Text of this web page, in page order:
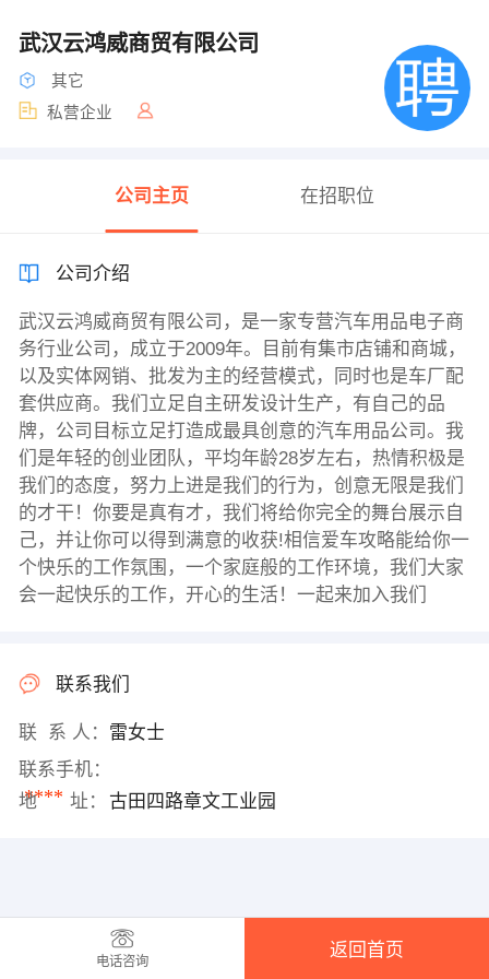
武汉云鸿威商贸有限公司
其它
私营企业
公司主页 在招职位
公司介绍
武汉云鸿威商贸有限公司，是一家专营汽车用品电子商
务行业公司，成立于2009年。目前有集市店铺和商城，
以及实体网销、批发为主的经营模式，同时也是车厂配
套供应商。我们立足自主研发设计生产，有自己的品
牌，公司目标立足打造成最具创意的汽车用品公司。我
们是年轻的创业团队，平均年龄28岁左右，热情积极是
我们的态度，努力上进是我们的行为，创意无限是我们
的才干！你要是真有才，我们将给你完全的舞台展示自
己，并让你可以得到满意的收获!相信爱车攻略能给你一
个快乐的工作氛围，一个家庭般的工作环境，我们大家
会一起快乐的工作，开心的生活！一起来加入我们
联系我们
联 系 人： 雷女士
联系手机：
****
地 址： 古田四路章文工业园
电话咨询
返回首页